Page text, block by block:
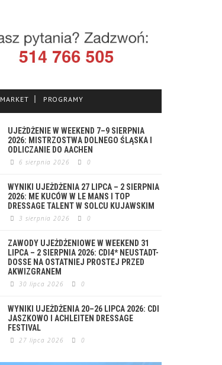
MARKET PROGRAMY
UJEŻDŻENIE W WEEKEND 7–9 SIERPNIA
2026: MISTRZOSTWA DOLNEGO ŚLĄSKA I
ODLICZANIE DO AACHEN
6 sierpnia 2026 0
WYNIKI UJEŻDŻENIA 27 LIPCA – 2 SIERPNIA
2026: ME KUCÓW W LE MANS I TOP
DRESSAGE TALENT W SOLCU KUJAWSKIM
3 sierpnia 2026 0
ZAWODY UJEŻDŻENIOWE W WEEKEND 31
LIPCA – 2 SIERPNIA 2026: CDI4* NEUSTADT-
DOSSE NA OSTATNIEJ PROSTEJ PRZED
AKWIZGRANEM
30 lipca 2026 0
WYNIKI UJEŻDŻENIA 20–26 LIPCA 2026: CDI
JASZKOWO I ACHLEITEN DRESSAGE
FESTIVAL
27 lipca 2026 0